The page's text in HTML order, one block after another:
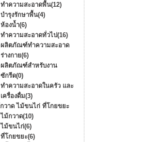
ทำความสะอาดพื้น(12)
บำรุงรักษาพื้น(4)
ห้องน้ำ(6)
ทำความสะอาดทั่วไป(16)
ผลิตภัณฑ์ทำความสะอาด
ร่างกาย(6)
ผลิตภัณฑ์สำหรับงาน
ซักรีด(0)
ทำความสะอาดในครัว และ
เครื่องดื่ม(3)
วาด ไม้ขนไก่ ที่โกยขยะ
ไม้กวาด(10)
ไม้ขนไก่(6)
ที่โกยขยะ(6)